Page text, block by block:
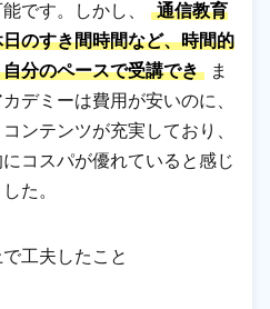
です。しかし、
通信教育
のすき間時間など、時間的
分のペースで受講でき
ま
デミーは費用が安いのに、
ンテンツが充実しており、
コスパが優れていると感じ
た。
工夫したこと